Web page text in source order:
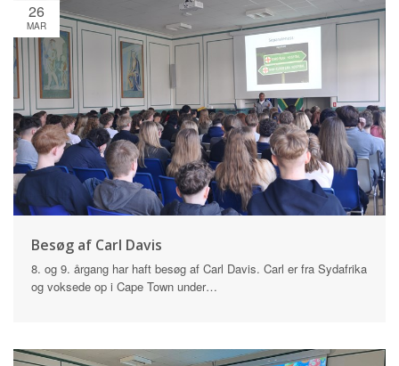
26
MAR
Besøg af Carl Davis
8. og 9. årgang har haft besøg af Carl Davis. Carl er fra Sydafrika
og voksede op i Cape Town under…